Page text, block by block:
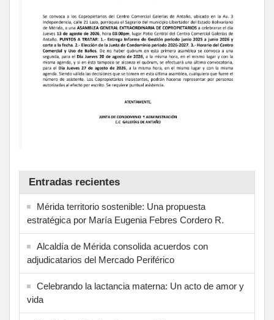
Entradas recientes
Mérida territorio sostenible: Una propuesta
estratégica por María Eugenia Febres Cordero R.
Alcaldía de Mérida consolida acuerdos con
adjudicatarios del Mercado Periférico
Celebrando la lactancia materna: Un acto de amor y
vida